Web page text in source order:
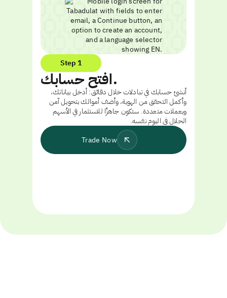
Step 1
افتح حسابك.
أنشئ حسابك في تبادلات خلال دقائق: أدخل بياناتك،
وأكمل التحقق من الهوية، وأضف أموالك بتحويل آمن
وبعملات متعددة. ستكون جاهزًا للاستثمار في الأسهم
الحلال في اليوم نفسه.
Trade Now